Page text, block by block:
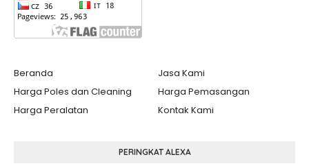
Beranda
Jasa Kami
Harga Poles dan Cleaning
Harga Pemasangan
Harga Peralatan
Kontak Kami
PERINGKAT ALEXA